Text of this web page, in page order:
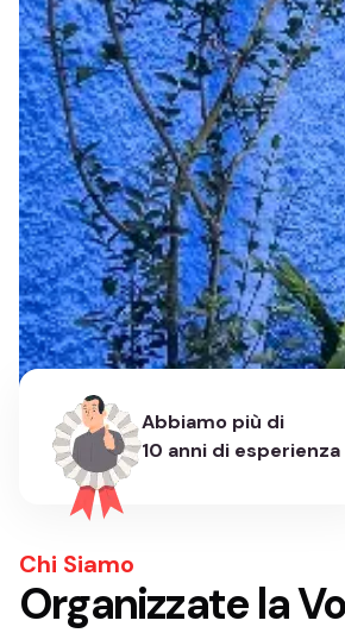
Abbiamo più di
10 anni di esperienza
Chi Siamo
Organizzate la